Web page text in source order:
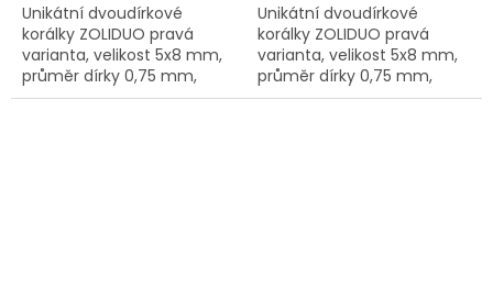
Unikátní dvoudírkové
korálky ZOLIDUO pravá
varianta, velikost 5x8 mm,
průměr dírky 0,75 mm,
obsah balení 20 ks nebo
Unikátní dvoudírkové
korálky ZOLIDUO pravá
varianta, velikost 5x8 mm,
průměr dírky 0,75 mm,
obsah balení 20 ks nebo